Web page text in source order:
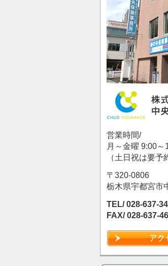
営業時間/
月～金曜 9:00～
（土日祝は要予
〒320-0806
栃木県宇都宮市
TEL/ 028-637-
FAX/ 028-637-